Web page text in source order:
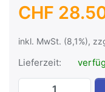
CHF
inkl. MwSt. (8,1%),
Lieferzeit: